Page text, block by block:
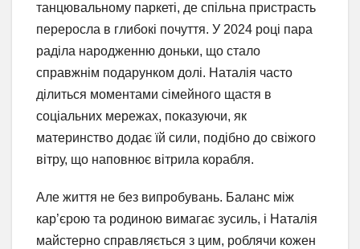
танцювальному паркеті, де спільна пристрасть
переросла в глибокі почуття. У 2024 році пара
раділа народженню доньки, що стало
справжнім подарунком долі. Наталія часто
ділиться моментами сімейного щастя в
соціальних мережах, показуючи, як
материнство додає їй сили, подібно до свіжого
вітру, що наповнює вітрила корабля.
Але життя не без випробувань. Баланс між
кар’єрою та родиною вимагає зусиль, і Наталія
майстерно справляється з цим, роблячи кожен